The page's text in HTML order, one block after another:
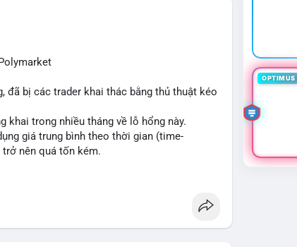
đã bị các trader khai thác bằng thủ thuật kéo
khai trong nhiều tháng về lỗ hổng này.
giá trung bình theo thời gian (time-
nên quá tốn kém.
OPTIMUS